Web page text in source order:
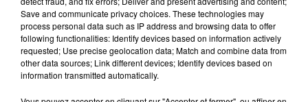
pêche à 9H et fête foraine toute la journée ! Animation
musicale, retraite aux flambeaux et feu d’artifice à
22H30.
- Lundi : Dégustation d'andouillettes à partir de 9H et
86ème Critérium cycliste à 16H (présence d'un invité
Save and communicate privacy choices. These technologies may
process personal data such as IP address and browsing data to offer
following functionalities: Identify devices based on information actively
requested; Use precise geolocation data; Match and combine data from
other data sources; Link different devices; Identify devices based on
information transmitted automatically.